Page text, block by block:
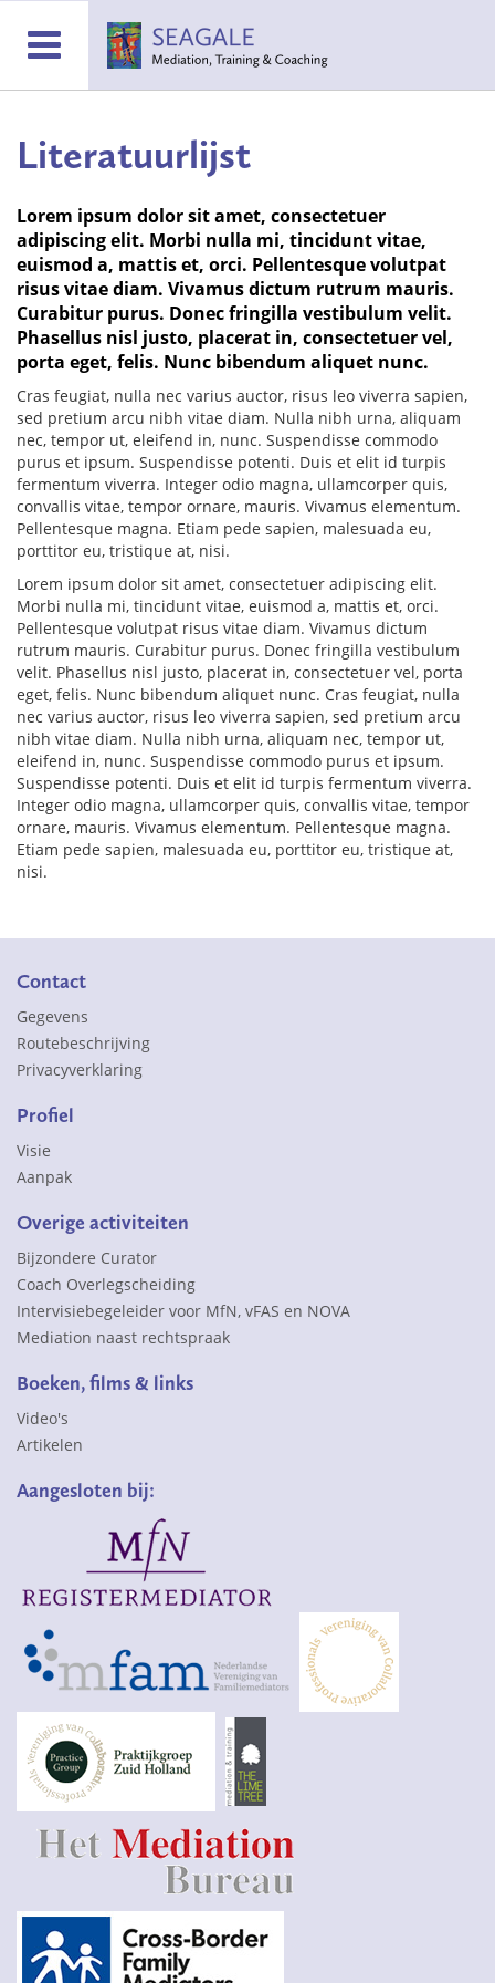
Literatuurlijst
Lorem ipsum dolor sit amet, consectetuer
adipiscing elit. Morbi nulla mi, tincidunt vitae,
euismod a, mattis et, orci. Pellentesque volutpat
risus vitae diam. Vivamus dictum rutrum mauris.
Curabitur purus. Donec fringilla vestibulum velit.
Phasellus nisl justo, placerat in, consectetuer vel,
porta eget, felis. Nunc bibendum aliquet nunc.
Cras feugiat, nulla nec varius auctor, risus leo viverra sapien,
sed pretium arcu nibh vitae diam. Nulla nibh urna, aliquam
nec, tempor ut, eleifend in, nunc. Suspendisse commodo
purus et ipsum. Suspendisse potenti. Duis et elit id turpis
fermentum viverra. Integer odio magna, ullamcorper quis,
convallis vitae, tempor ornare, mauris. Vivamus elementum.
Pellentesque magna. Etiam pede sapien, malesuada eu,
porttitor eu, tristique at, nisi.
Lorem ipsum dolor sit amet, consectetuer adipiscing elit.
Morbi nulla mi, tincidunt vitae, euismod a, mattis et, orci.
Pellentesque volutpat risus vitae diam. Vivamus dictum
rutrum mauris. Curabitur purus. Donec fringilla vestibulum
velit. Phasellus nisl justo, placerat in, consectetuer vel, porta
eget, felis. Nunc bibendum aliquet nunc. Cras feugiat, nulla
nec varius auctor, risus leo viverra sapien, sed pretium arcu
nibh vitae diam. Nulla nibh urna, aliquam nec, tempor ut,
eleifend in, nunc. Suspendisse commodo purus et ipsum.
Suspendisse potenti. Duis et elit id turpis fermentum viverra.
Integer odio magna, ullamcorper quis, convallis vitae, tempor
ornare, mauris. Vivamus elementum. Pellentesque magna.
Etiam pede sapien, malesuada eu, porttitor eu, tristique at,
nisi.
Contact
Gegevens
Routebeschrijving
Privacyverklaring
Profiel
Visie
Aanpak
Overige activiteiten
Bijzondere Curator
Coach Overlegscheiding
Intervisiebegeleider voor MfN, vFAS en NOVA
Mediation naast rechtspraak
Boeken, films & links
Video's
Artikelen
Aangesloten bij: